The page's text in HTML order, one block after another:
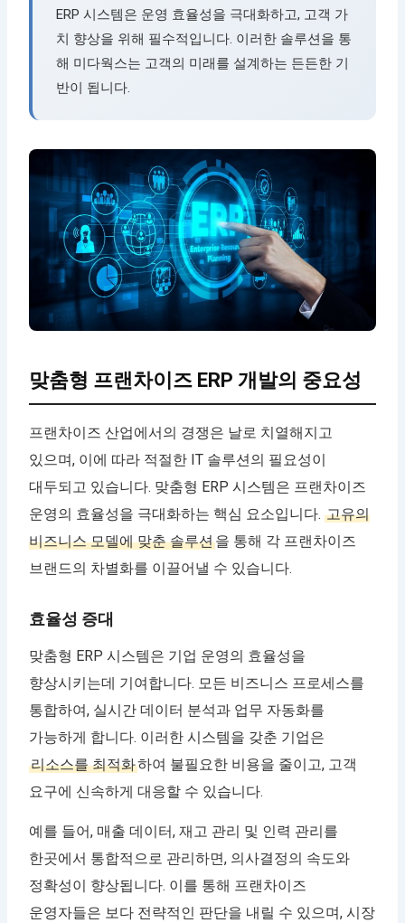
ERP 시스템은 운영 효율성을 극대화하고, 고객 가
치 향상을 위해 필수적입니다. 이러한 솔루션을 통
해 미다웍스는 고객의 미래를 설계하는 든든한 기
반이 됩니다.
맞춤형 프랜차이즈 ERP 개발의 중요성
프랜차이즈 산업에서의 경쟁은 날로 치열해지고
있으며, 이에 따라 적절한 IT 솔루션의 필요성이
대두되고 있습니다. 맞춤형 ERP 시스템은 프랜차이즈
운영의 효율성을 극대화하는 핵심 요소입니다.고유의
비즈니스 모델에 맞춘 솔루션을 통해 각 프랜차이즈
브랜드의 차별화를 이끌어낼 수 있습니다.
효율성 증대
맞춤형 ERP 시스템은 기업 운영의 효율성을
향상시키는데 기여합니다. 모든 비즈니스 프로세스를
통합하여, 실시간 데이터 분석과 업무 자동화를
가능하게 합니다. 이러한 시스템을 갖춘 기업은
리소스를 최적화하여 불필요한 비용을 줄이고, 고객
요구에 신속하게 대응할 수 있습니다.
예를 들어, 매출 데이터, 재고 관리 및 인력 관리를
한곳에서 통합적으로 관리하면, 의사결정의 속도와
정확성이 향상됩니다. 이를 통해 프랜차이즈
운영자들은 보다 전략적인 판단을 내릴 수 있으며, 시장